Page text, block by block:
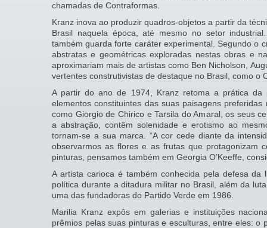
chamadas de Contraformas.
Kranz inova ao produzir quadros-objetos a partir da
Brasil naquela época, até mesmo no setor
também guarda forte caráter experimental. Segundo o
abstratas e geométricas exploradas nestas obras e
aproximariam mais de artistas como Ben Nicholson,
vertentes construtivistas de destaque no Brasil, como o
A partir do ano de 1974, Kranz retoma a prática
elementos constituintes das suas paisagens
como Giorgio de Chirico e Tarsila do Amaral, os seus
a abstração, contêm solenidade e erotismo ao
tornam-se a sua marca. “A cor cede diante da
observarmos as flores e as frutas que protagonizam
pinturas, pensamos também em Georgia O’Keeffe,
A artista carioca é também conhecida pela defesa da
política durante a ditadura militar no Brasil, além da
uma das fundadoras do Partido Verde em 1986.
Marilia Kranz expôs em galerias e instituições
prêmios pelas suas pinturas e esculturas, entre eles: o